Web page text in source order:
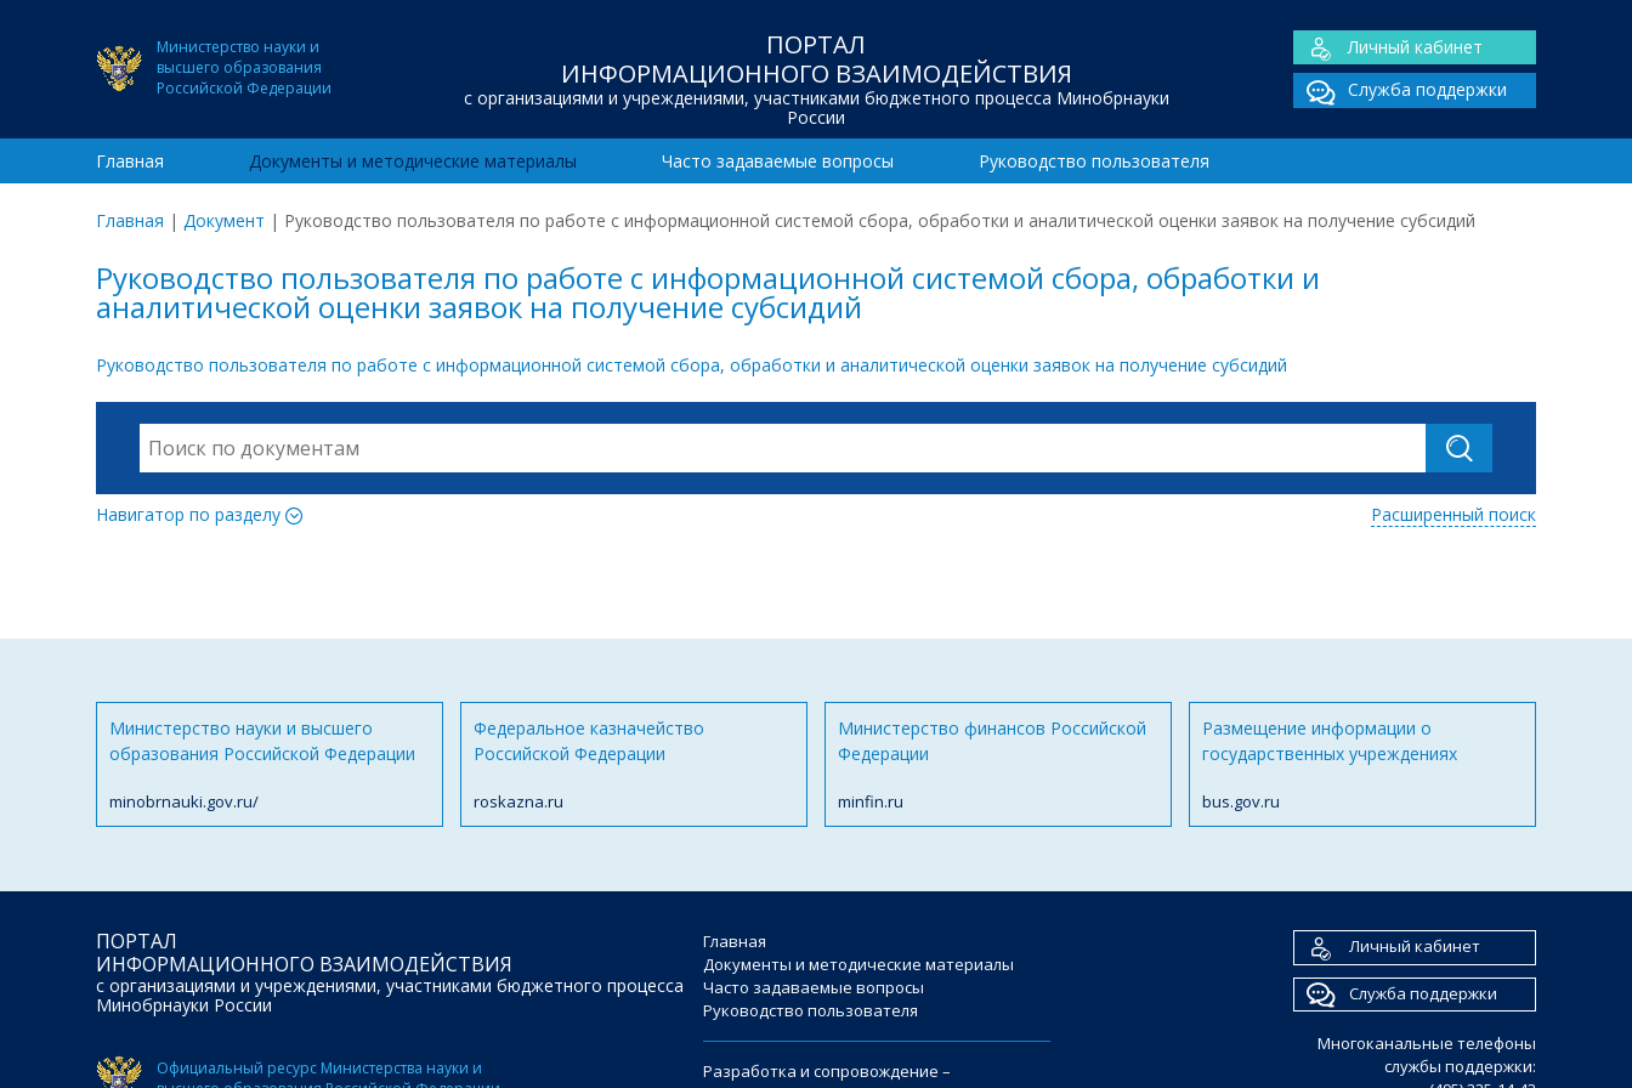
Министерство науки и
высшего образования
Российской Федерации
ПОРТАЛ
ИНФОРМАЦИОННОГО ВЗАИМОДЕЙСТВИЯ
с организациями и учреждениями, участниками бюджетного процесса Минобрнауки
России
Личный кабинет
Служба поддержки
Главная Документы и методические материалы Часто задаваемые вопросы Руководство пользователя
Главная | Документ | Руководство пользователя по работе с информационной системой сбора, обработки и аналитической оценки заявок на получение субсидий
Руководство пользователя по работе с информационной системой сбора, обработки и
аналитической оценки заявок на получение субсидий
Руководство пользователя по работе с информационной системой сбора, обработки и аналитической оценки заявок на получение субсидий
Навигатор по разделу Расширенный поиск
Министерство науки и высшего
образования Российской Федерации
minobrnauki.gov.ru/
Федеральное казначейство
Российской Федерации
roskazna.ru
Министерство финансов Российской
Федерации
minfin.ru
Размещение информации о
государственных учреждениях
bus.gov.ru
ПОРТАЛ
ИНФОРМАЦИОННОГО ВЗАИМОДЕЙСТВИЯ
с организациями и учреждениями, участниками бюджетного процесса
Минобрнауки России
Официальный ресурс Министерства науки и
Главная
Документы и методические материалы
Часто задаваемые вопросы
Руководство пользователя
Разработка и сопровождение –
Личный кабинет
Служба поддержки
Многоканальные телефоны
службы поддержки: